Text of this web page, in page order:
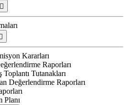
Kararları
Raporları
Toplantı Tutanakları
Değerlendirme Raporları
Planı